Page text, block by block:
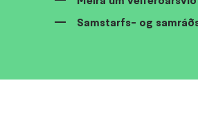
Samstarfs- og